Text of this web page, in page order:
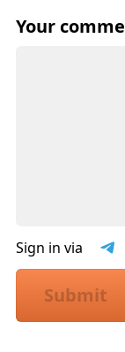
Your
Sign in via
Submit